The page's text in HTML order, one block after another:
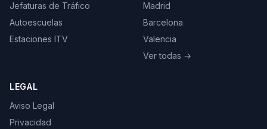
Jefaturas de Tráfico
Autoescuelas
Estaciones ITV
Madrid
Barcelona
Valencia
Ver todas →
LEGAL
Aviso Legal
Privacidad